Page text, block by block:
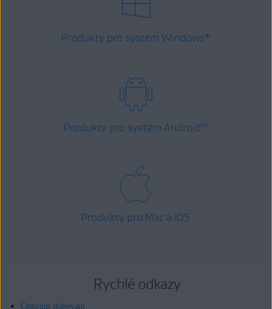
Produkty pro systém Windows®
Produkty pro systém Android™
Produkty pro Mac a iOS
Rychlé odkazy
Centrum stahování